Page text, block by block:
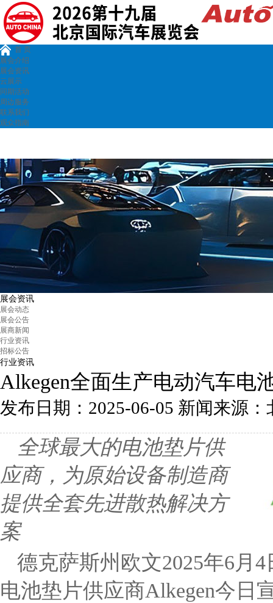
首 页
展会介绍
展会资讯
云展示
同期活动
周边服务
联系我们
观众指南
展会资讯
展会动态
展会公告
展商新闻
行业资讯
招标公告
行业资讯
Alkegen全面生产电动汽车电
发布日期：2025-06-05 新闻来源：
全球最大的电池垫片供
应商，为原始设备制造商
提供全套先进散热解决方
案
德克萨斯州欧文2025年6月4
电池垫片供应商Alkegen今日